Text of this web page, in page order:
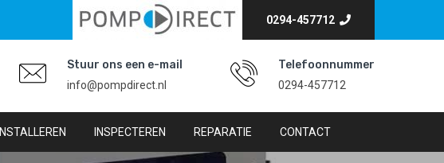
0294-457712
Stuur ons een e-mail
info@pompdirect.nl
Telefoonnummer
0294-457712
INSTALLEREN INSPECTEREN REPARATIE CONTACT